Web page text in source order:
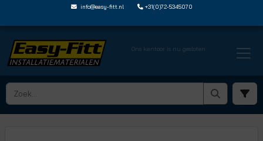
info@easy-fitt.nl +31(0)72-5345070
Ons kantoor is nu gesloten
HOME › POLYAMIDE NYLON BUIZEN › POLYAMIDE BUIS OP ROL › PA FM1814 100M E